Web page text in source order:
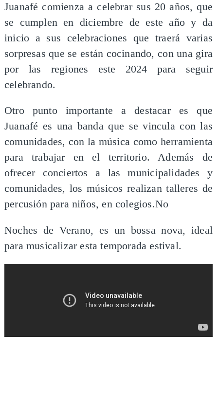
Juanafé comienza a celebrar sus 20 años, que
se cumplen en diciembre de este año y da
inicio a sus celebraciones que traerá varias
sorpresas que se están cocinando, con una gira
por las regiones este 2024 para seguir
celebrando.
Otro punto importante a destacar es que
Juanafé es una banda que se vincula con las
comunidades, con la música como herramienta
para trabajar en el territorio. Además de
ofrecer conciertos a las municipalidades y
comunidades, los músicos realizan talleres de
percusión para niños, en colegios.No
Noches de Verano, es un bossa nova, ideal
para musicalizar esta temporada estival.